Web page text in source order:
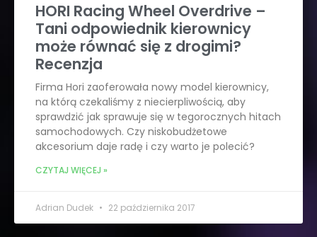
HORI Racing Wheel Overdrive –
Tani odpowiednik kierownicy
może równać się z drogimi?
Recenzja
Firma Hori zaoferowała nowy model kierownicy,
na którą czekaliśmy z niecierpliwością, aby
sprawdzić jak sprawuje się w tegorocznych hitach
samochodowych. Czy niskobudżetowe
akcesorium daje radę i czy warto je polecić?
CZYTAJ WIĘCEJ »
Adrian Dudek 22 października 2017